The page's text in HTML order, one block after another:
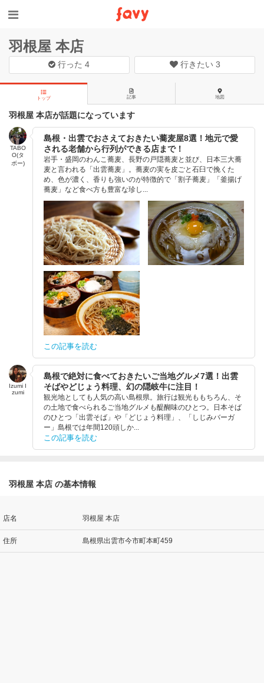
羽根屋 本店
行った4 行きたい 3
トップ 記事 地図
羽根屋 本店が話題になっています
TABO
O(タ
ボー)
島根・出雲でおさえておきたい蕎麦屋8選！地元で愛
される老舗から行列ができる店まで！
岩手・盛岡のわんこ蕎麦、長野の戸隠蕎麦と並び、日本三大蕎
麦と言われる「出雲蕎麦」。蕎麦の実を皮ごと石臼で挽くた
め、色が濃く、香りも強いのが特徴的で「割子蕎麦」「釜揚げ
蕎麦」など食べ方も豊富な珍し...
この記事を読む
Izumi I
zumi
島根で絶対に食べておきたいご当地グルメ7選！出雲
そばやどじょう料理、幻の隠岐牛に注目！
観光地としても人気の高い島根県。旅行は観光ももちろん、そ
の土地で食べられるご当地グルメも醍醐味のひとつ。日本そば
のひとつ「出雲そば」や「どじょう料理」、「しじみバーガ
ー」島根では年間120頭しか...
この記事を読む
羽根屋 本店 の基本情報
店名 羽根屋 本店
住所 島根県出雲市今市町本町459